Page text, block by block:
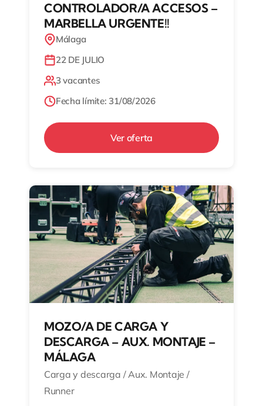
CONTROLADOR/A ACCESOS –
MARBELLA URGENTE!!
Málaga
22 DE JULIO
3 vacantes
Fecha límite: 31/08/2026
Ver oferta
MOZO/A DE CARGA Y
DESCARGA – AUX. MONTAJE –
MÁLAGA
Carga y descarga / Aux. Montaje /
Runner